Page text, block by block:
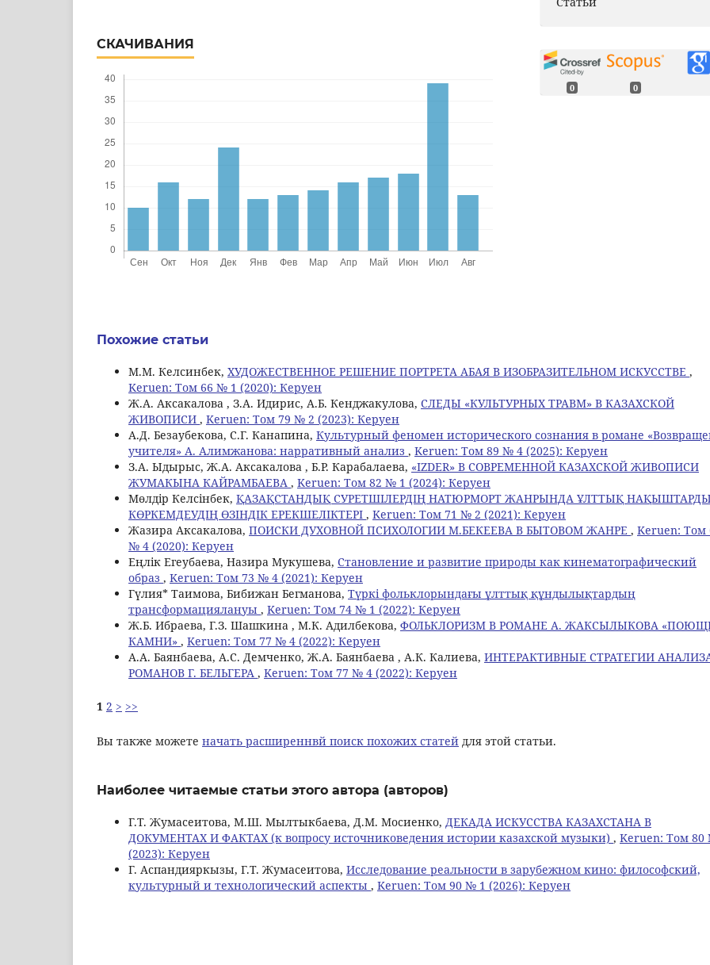
СКАЧИВАНИЯ
0 0
Похожие статьи
М.М. Келсинбек, ХУДОЖЕСТВЕННОЕ РЕШЕНИЕ ПОРТРЕТА АБАЯ В ИЗОБРАЗИТЕЛЬНОМ ИСКУССТВЕ ,
Keruen: Том 66 № 1 (2020): Керуен
Ж.А. Аксакалова , З.А. Идирис, А.Б. Кенджакулова, СЛЕДЫ «КУЛЬТУРНЫХ ТРАВМ» В КАЗАХСКОЙ
ЖИВОПИСИ , Keruen: Том 79 № 2 (2023): Керуен
А.Д. Безаубекова, С.Г. Канапина, Культурный феномен исторического сознания в романе
учителя» А. Алимжанова: нарративный анализ , Keruen: Том 89 № 4 (2025): Керуен
З.А. Ыдырыс, Ж.А. Аксакалова , Б.Р. Карабалаева, «IZDER» В СОВРЕМЕННОЙ КАЗАХСКОЙ ЖИВОПИСИ
ЖУМАКЫНА КАЙРАМБАЕВА , Keruen: Том 82 № 1 (2024): Керуен
Мөлдір Келсінбек, ҚАЗАҚСТАНДЫҚ СУРЕТШІЛЕРДІҢ НАТЮРМОРТ ЖАНРЫНДА ҰЛТТЫҚ НАҚЫШТАРДЫ
КӨРКЕМДЕУДІҢ ӨЗІНДІК ЕРЕКШЕЛІКТЕРІ , Keruen: Том 71 № 2 (2021): Керуен
Жазира Аксакалова, ПОИСКИ ДУХОВНОЙ ПСИХОЛОГИИ М.БЕКЕЕВА В БЫТОВОМ ЖАНРЕ , Keruen: Том
№ 4 (2020): Керуен
Еңлік Егеубаева, Назира Мукушева, Становление и развитие природы как кинематографический
образ , Keruen: Том 73 № 4 (2021): Керуен
Гүлия* Таимова, Бибижан Бегманова, Түркі фольклорындағы ұлттық құндылықтардың
трансформациялануы , Keruen: Том 74 № 1 (2022): Керуен
Ж.Б. Ибраева, Г.З. Шашкина , М.К. Адилбекова, ФОЛЬКЛОРИЗМ В РОМАНЕ А. ЖАКСЫЛЫКОВА
КАМНИ» , Keruen: Том 77 № 4 (2022): Керуен
А.А. Баянбаева, А.С. Демченко, Ж.А. Баянбаева , А.К. Калиева, ИНТЕРАКТИВНЫЕ СТРАТЕГИИ
РОМАНОВ Г. БЕЛЬГЕРА , Keruen: Том 77 № 4 (2022): Керуен
1 2 > >>
Вы также можете начать расширеннвй поиск похожих статей для этой статьи.
Наиболее читаемые статьи этого автора (авторов)
Г.Т. Жумасеитова, М.Ш. Мылтыкбаева, Д.М. Мосиенко, ДЕКАДА ИСКУССТВА КАЗАХСТАНА В
ДОКУМЕНТАХ И ФАКТАХ (к вопросу источниковедения истории казахской музыки) , Keruen: Том 80
(2023): Керуен
Г. Аспандияркызы, Г.Т. Жумасеитова, Исследование реальности в зарубежном кино: философский,
культурный и технологический аспекты , Keruen: Том 90 № 1 (2026): Керуен